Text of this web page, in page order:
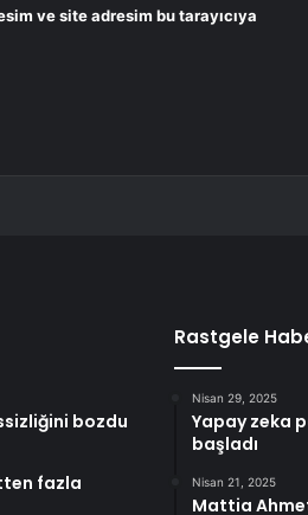
ve site adresim bu tarayıcıya
bozdu
fazla
Rastgele
Nisan 29, 2025
Yapay zeka
başladı
Nisan 21, 2025
Mattia